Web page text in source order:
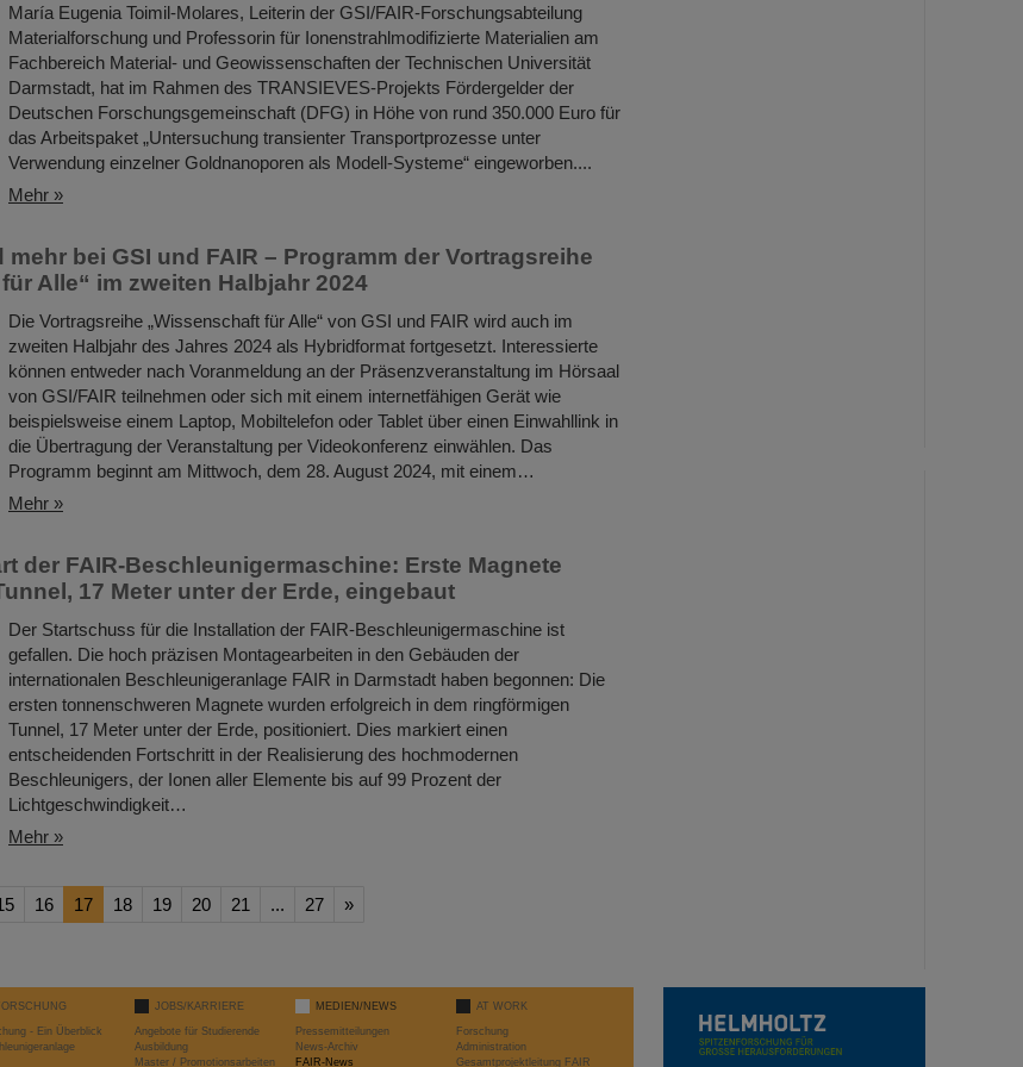
María Eugenia Toimil-Molares, Leiterin der GSI/FAIR-Forschungsabteilung
Materialforschung und Professorin für Ionenstrahlmodifizierte Materialien am
Fachbereich Material- und Geowissenschaften der Technischen Universität
Darmstadt, hat im Rahmen des TRANSIEVES-Projekts Fördergelder der
Deutschen Forschungsgemeinschaft (DFG) in Höhe von rund 350.000 Euro für
das Arbeitspaket „Untersuchung transienter Transportprozesse unter
Verwendung einzelner Goldnanoporen als Modell-Systeme“ eingeworben....
Mehr »
bei GSI und FAIR – Programm der Vortragsreihe
Alle“ im zweiten Halbjahr 2024
Die Vortragsreihe „Wissenschaft für Alle“ von GSI und FAIR wird auch im
zweiten Halbjahr des Jahres 2024 als Hybridformat fortgesetzt. Interessierte
können entweder nach Voranmeldung an der Präsenzveranstaltung im Hörsaal
von GSI/FAIR teilnehmen oder sich mit einem internetfähigen Gerät wie
beispielsweise einem Laptop, Mobiltelefon oder Tablet über einen Einwahllink in
die Übertragung der Veranstaltung per Videokonferenz einwählen. Das
Programm beginnt am Mittwoch, dem 28. August 2024, mit einem…
Mehr »
der FAIR-Beschleunigermaschine: Erste Magnete
17 Meter unter der Erde, eingebaut
Der Startschuss für die Installation der FAIR-Beschleunigermaschine ist
gefallen. Die hoch präzisen Montagearbeiten in den Gebäuden der
internationalen Beschleunigeranlage FAIR in Darmstadt haben begonnen: Die
ersten tonnenschweren Magnete wurden erfolgreich in dem ringförmigen
Tunnel, 17 Meter unter der Erde, positioniert. Dies markiert einen
entscheidenden Fortschritt in der Realisierung des hochmodernen
Beschleunigers, der Ionen aller Elemente bis auf 99 Prozent der
Lichtgeschwindigkeit…
Mehr »
16 17 18 19 20 21 ... 27 »
- Ein Überblick
JOBS/KARRIERE
Angebote für Studierende
Ausbildung
Master / Promotionsarbeiten
MEDIEN/NEWS
Pressemitteilungen
News-Archiv
FAIR-News
AT WORK
Forschung
Administration
Gesamtprojektleitung FAIR